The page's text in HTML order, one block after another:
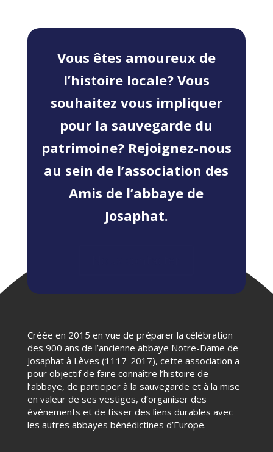
Vous êtes amoureux de
l’histoire locale? Vous
souhaitez vous impliquer
pour la sauvegarde du
patrimoine? Rejoignez-nous
au sein de l’association des
Amis de l’abbaye de
Josaphat.
Créée en 2015 en vue de préparer la célébration
des 900 ans de l’ancienne abbaye Notre-Dame de
Josaphat à Lèves (1117-2017), cette association a
pour objectif de faire connaître l’histoire de
l’abbaye, de participer à la sauvegarde et à la mise
en valeur de ses vestiges, d’organiser des
évènements et de tisser des liens durables avec
les autres abbayes bénédictines d’Europe.